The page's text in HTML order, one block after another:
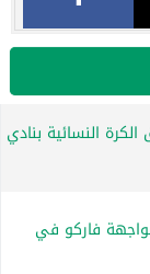
النسائية بنادي
فاركو في